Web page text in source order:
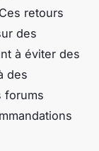
retours
des
à éviter des
des
forums